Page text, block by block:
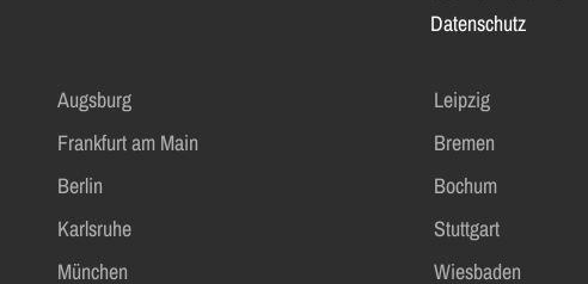
Datenschutz
Augsburg Leipzig
Frankfurt am Main
Bremen
Berlin
Bochum
Karlsruhe
Stuttgart
München
Wiesbaden